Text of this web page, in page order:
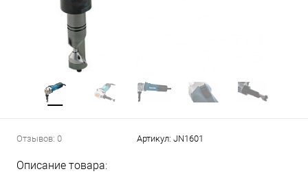
Отзывов: 0 Артикул: JN1601
Описание товара: